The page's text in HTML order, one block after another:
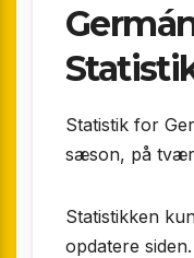
Statistik for
sæson, på
Statistikken
opdatere siden.